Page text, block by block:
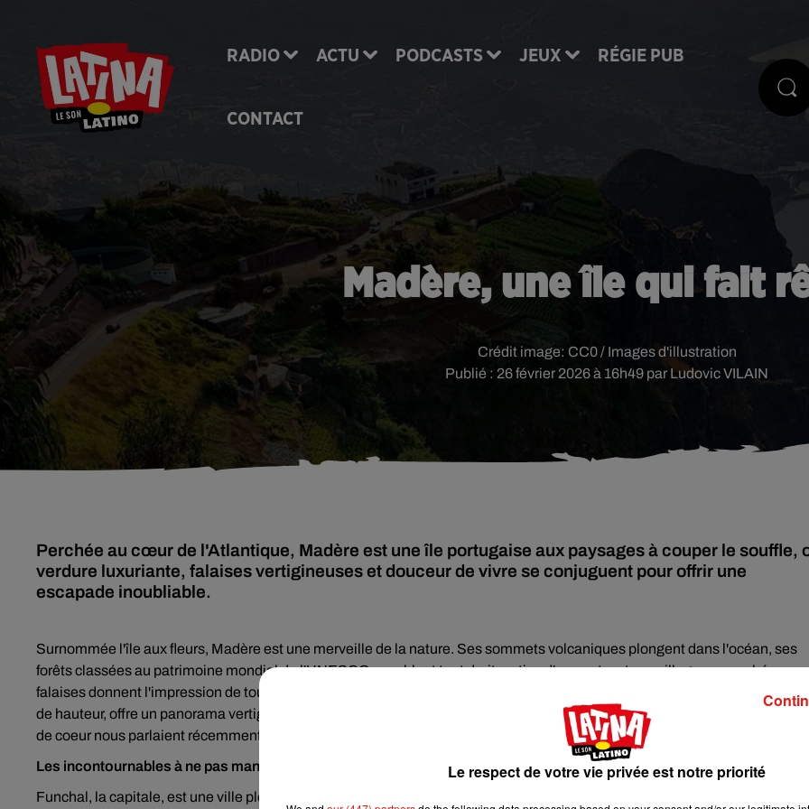
RADIO ACTU PODCASTS JEUX RÉGIE PUB
CONTACT
Madère, une île qui fait
Publié : 26 février 2026 à 16h49 par Ludovic VILAIN
Crédit image: CC0 / Images d'illustration
Perchée au cœur de l'Atlantique, Madère est une île portugaise aux paysages à couper le souffle,
verdure luxuriante, falaises vertigineuses et douceur de vivre se conjuguent pour offrir une
escapade inoubliable.
Surnommée l'île aux fleurs, Madère est une merveille de la nature. Ses sommets volcaniques plongent dans l'océan, ses
forêts classées au patrimoine mondial de l'UNESCO semblent tout droit sorties d'un conte, et ses villages accrochés aux
falaises donnent l'impression de toucher les nuages. Le célèbre cap Girão, l'un des plus hauts d'Europe avec ses 580
de hauteur, offre un panorama vertigineux sur l'Atlantique : une expérience à vivre au moins une fois dans sa vie. Et un coup
de coeur nous parlaient récemment Marie et Roberto dans le
Les incontournables à ne pas manquer
Funchal, la capitale, est une ville pleine de vie et de caractère. Le Mercado dos Lavradores, son marché aux couleurs et aux
Le respect de votre vie privée est notre priorité